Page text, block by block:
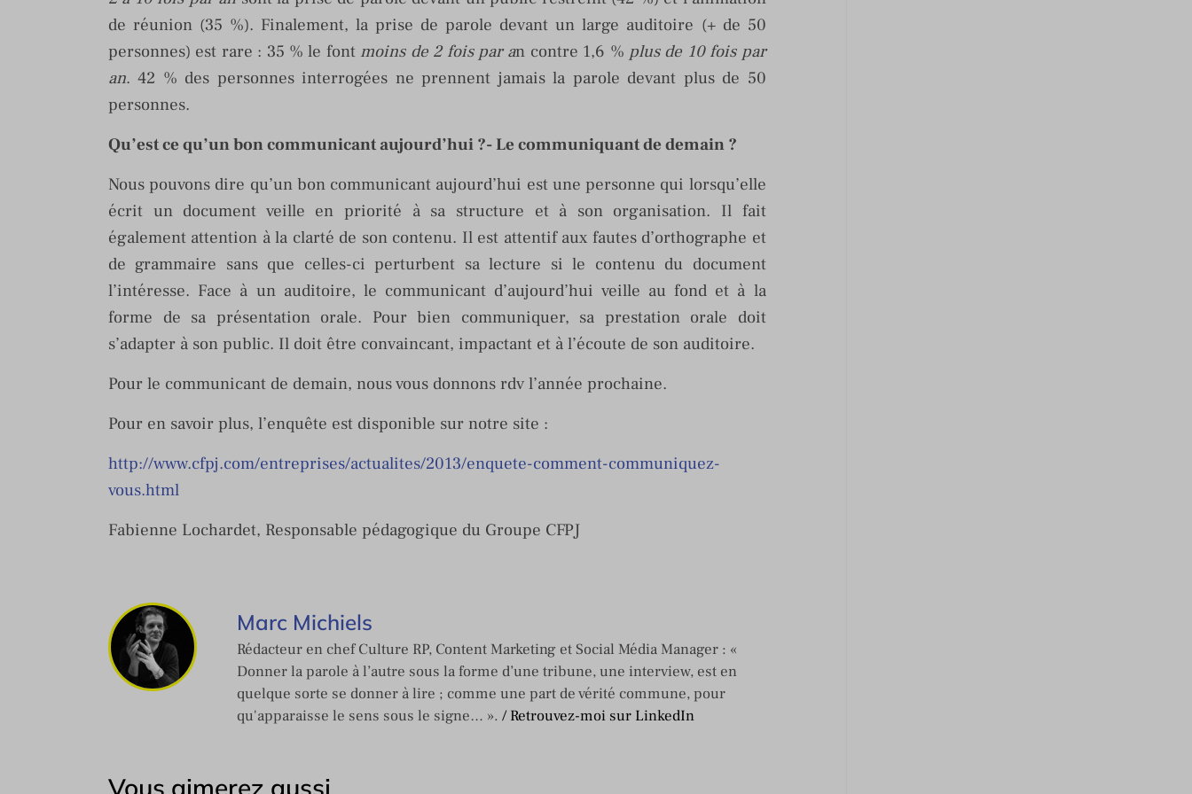
de réunion (35 %). Finalement, la prise de parole devant un large auditoire (+ de 50
personnes) est rare : 35 % le font moins de 2 fois par an contre 1,6 % plus de 10 fois par
an. 42 % des personnes interrogées ne prennent jamais la parole devant plus de 50
personnes.
Qu’est ce qu’un bon communicant aujourd’hui ?- Le communiquant de demain ?
Nous pouvons dire qu’un bon communicant aujourd’hui est une personne qui lorsqu’elle
écrit un document veille en priorité à sa structure et à son organisation. Il fait
également attention à la clarté de son contenu. Il est attentif aux fautes d’orthographe et
de grammaire sans que celles-ci perturbent sa lecture si le contenu du document
l’intéresse. Face à un auditoire, le communicant d’aujourd’hui veille au fond et à la
forme de sa présentation orale. Pour bien communiquer, sa prestation orale doit
s’adapter à son public. Il doit être convaincant, impactant et à l’écoute de son auditoire.
Pour le communicant de demain, nous vous donnons rdv l’année prochaine.
Pour en savoir plus, l’enquête est disponible sur notre site :
http://www.cfpj.com/entreprises/actualites/2013/enquete-comment-communiquez-
vous.html
Fabienne Lochardet, Responsable pédagogique du Groupe CFPJ
Marc Michiels
Rédacteur en chef Culture RP, Content Marketing et Social Média Manager : «
Donner la parole à l’autre sous la forme d’une tribune, une interview, est en
quelque sorte se donner à lire ; comme une part de vérité commune, pour
qu'apparaisse le sens sous le signe… ». / Retrouvez-moi sur LinkedIn
Vous aimerez aussi